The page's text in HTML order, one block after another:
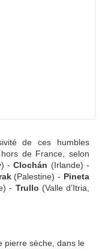
de ces humbles
de France, selon
-Clochán (Irlande) -
(Palestine) - Pineta
- Trullo (Valle d’Itria,
pierre sèche, dans le